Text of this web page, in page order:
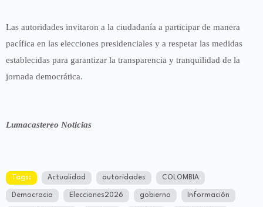
Las autoridades invitaron a la ciudadanía a participar de manera
pacífica en las elecciones presidenciales y a respetar las medidas
establecidas para garantizar la transparencia y tranquilidad de la
jornada democrática.
Lumacastereo Noticias
Tags: Actualidad autoridades COLOMBIA
Democracia Elecciones2026 gobierno Información